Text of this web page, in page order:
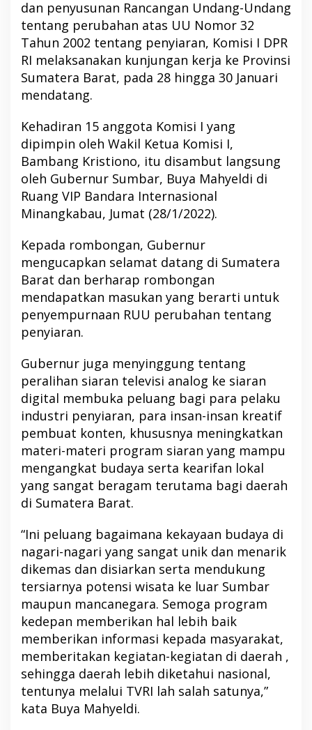
dan penyusunan Rancangan Undang-Undang
tentang perubahan atas UU Nomor 32
Tahun 2002 tentang penyiaran, Komisi I DPR
RI melaksanakan kunjungan kerja ke Provinsi
Sumatera Barat, pada 28 hingga 30 Januari
mendatang.
Kehadiran 15 anggota Komisi I yang
dipimpin oleh Wakil Ketua Komisi I,
Bambang Kristiono, itu disambut langsung
oleh Gubernur Sumbar, Buya Mahyeldi di
Ruang VIP Bandara Internasional
Minangkabau, Jumat (28/1/2022).
Kepada rombongan, Gubernur
mengucapkan selamat datang di Sumatera
Barat dan berharap rombongan
mendapatkan masukan yang berarti untuk
penyempurnaan RUU perubahan tentang
penyiaran.
Gubernur juga menyinggung tentang
peralihan siaran televisi analog ke siaran
digital membuka peluang bagi para pelaku
industri penyiaran, para insan-insan kreatif
pembuat konten, khususnya meningkatkan
materi-materi program siaran yang mampu
mengangkat budaya serta kearifan lokal
yang sangat beragam terutama bagi daerah
di Sumatera Barat.
“Ini peluang bagaimana kekayaan budaya di
nagari-nagari yang sangat unik dan menarik
dikemas dan disiarkan serta mendukung
tersiarnya potensi wisata ke luar Sumbar
maupun mancanegara. Semoga program
kedepan memberikan hal lebih baik
memberikan informasi kepada masyarakat,
memberitakan kegiatan-kegiatan di daerah ,
sehingga daerah lebih diketahui nasional,
tentunya melalui TVRI lah salah satunya,”
kata Buya Mahyeldi.